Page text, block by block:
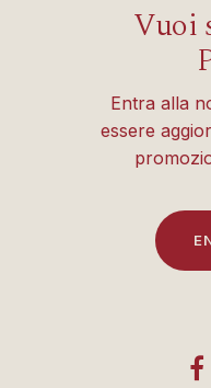
Vuoi
Entra alla
essere
E